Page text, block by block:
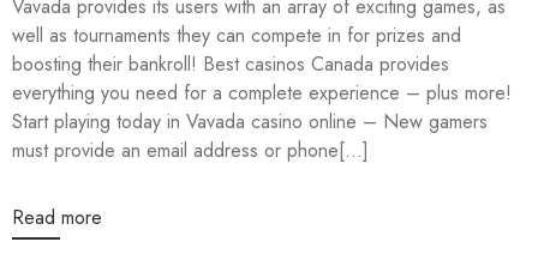
Vavada provides its users with an array of exciting games, as
well as tournaments they can compete in for prizes and
boosting their bankroll! Best casinos Canada provides
everything you need for a complete experience – plus more!
Start playing today in Vavada casino online – New gamers
must provide an email address or phone[...]
Read more